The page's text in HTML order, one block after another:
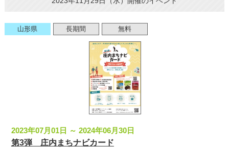
山形県 長期間 無料
2023年07月01日 ～ 2024年06月30日
第3弾 庄内まちナビカード
掲載の方法